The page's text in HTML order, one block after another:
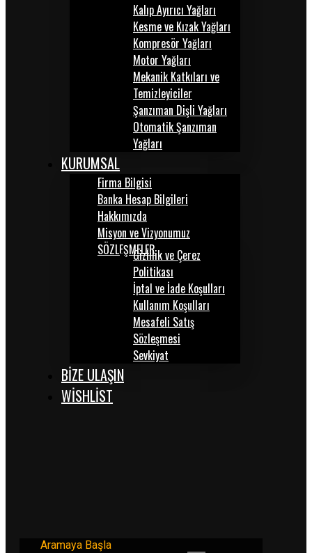
Kalıp Ayırıcı Yağları
Kesme ve Kızak Yağları
Kompresör Yağları
Motor Yağları
Mekanik Katkıları ve
Temizleyiciler
Şanzıman Dişli Yağları
Otomatik Şanzıman
Yağları
KURUMSAL
Firma Bilgisi
Banka Hesap Bilgileri
Hakkımızda
Misyon ve Vizyonumuz
SÖZLEŞMELERGizlilik ve Çerez
Politikası
İptal ve İade Koşulları
Kullanım Koşulları
Mesafeli Satış
Sözleşmesi
Sevkiyat
BİZE ULAŞIN
WISHLIST
Aramaya Başla